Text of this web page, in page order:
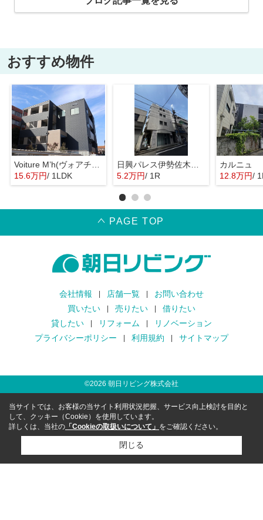
おすすめ物件
15.6万円/ 1LDK
5.2万円/ 1R
カルニュ
12.8万円/
PAGE TOP
会社情報 店舗一覧
お問い合わせ
買いたい
売りたい
借りたい
貸したい
リフォーム
リノベーション
プライバシーポリシー
利用規約 サイトマップ
©2026 朝日リビング株式会社
当サイトでは、お客様の当サイト利用状況把握、サービス向上検討を目的と
して、クッキー（Cookie）を使用しています。
詳しくは、当社の 「Cookieの取扱いについて」 をご確認ください。
閉じる